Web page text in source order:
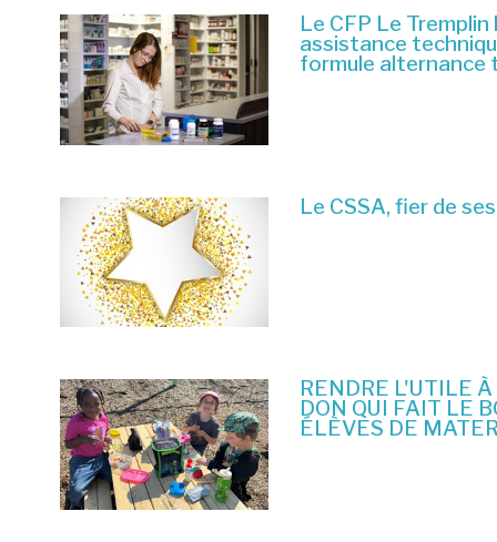
Le CFP Le Tremplin
assistance
formule alternance
Le CSSA, fier de
RENDRE L'UTILE
DON QUI FAIT LE
ÉLÈVES DE